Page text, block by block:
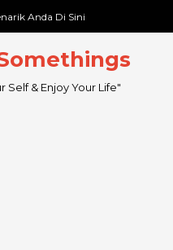
Anda Di Sini
Self & Enjoy Your Life"